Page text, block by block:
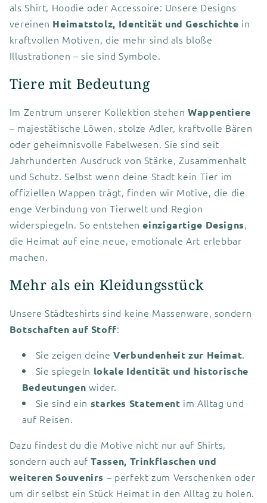
als Shirt, Hoodie oder Accessoire: Unsere Designs
vereinen Heimatstolz, Identität und Geschichte in
kraftvollen Motiven, die mehr sind als bloße
Illustrationen – sie sind Symbole.
Tiere mit Bedeutung
Im Zentrum unserer Kollektion stehenWappentiere
– majestätische Löwen, stolze Adler, kraftvolle Bären
oder geheimnisvolle Fabelwesen. Sie sind seit
Jahrhunderten Ausdruck von Stärke, Zusammenhalt
und Schutz. Selbst wenn deine Stadt kein Tier im
offiziellen Wappen trägt, finden wir Motive, die die
enge Verbindung von Tierwelt und Region
widerspiegeln. So entsteheneinzigartige Designs,
die Heimat auf eine neue, emotionale Art erlebbar
machen.
Mehr als ein Kleidungsstück
Unsere Städteshirts sind keine Massenware, sondern
Botschaften auf Stoff:
Sie zeigen deineVerbundenheit zur Heimat.
Sie spiegeln lokale Identität und historische
Bedeutungen wider.
Sie sind ein starkes Statement im Alltag und
auf Reisen.
Dazu findest du die Motive nicht nur auf Shirts,
sondern auch aufTassen, Trinkflaschen und
weiteren Souvenirs – perfekt zum Verschenken oder
um dir selbst ein Stück Heimat in den Alltag zu holen.